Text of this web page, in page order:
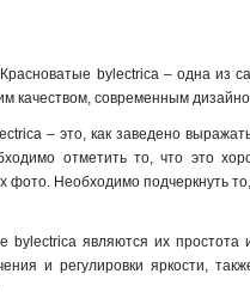
bylectrica – одна из
качеством, современным
– это, как заведено
отметить то, что это
Необходимо подчеркнуть
являются их простота
и регулировки яркости,